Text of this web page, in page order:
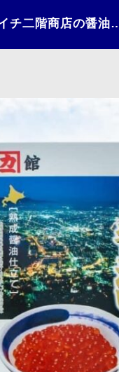
日々の情景（2021）〜カネカイ